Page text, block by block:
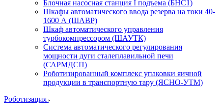
Блочная насосная станция I подъема (БНС1)
Шкафы автоматического ввода резерва на токи 40-
1600 А (ШАВР)
Шкаф автоматического управления
турбокомпрессором (ШАУТК)
Система автоматического регулирования
мощности дуги сталеплавильной печи
(САРМДСП)
Роботизированный комплекс упаковки яичной
продукции в транспортную тару (ЯСНО-УТМ)
Роботизация